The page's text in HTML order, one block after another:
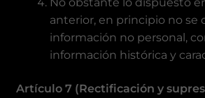
anterior, en principio no se
información no personal,
información histórica y
Artículo 7 (Rectificación y